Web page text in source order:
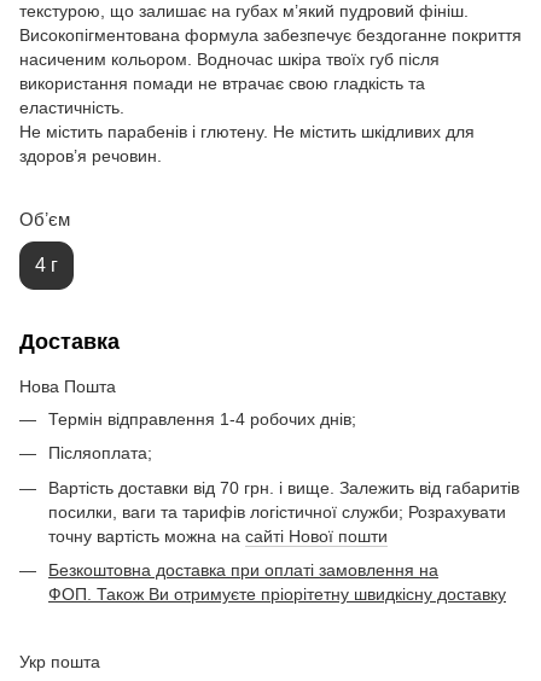
текстурою, що залишає на губах м’який пудровий фініш.
Високопігментована формула забезпечує бездоганне покриття
насиченим кольором. Водночас шкіра твоїх губ після
використання помади не втрачає свою гладкість та
еластичність.
Не містить парабенів і глютену. Не містить шкідливих для
здоров’я речовин.
Обʼєм
4 г
Доставка
Нова Пошта
Термін відправлення 1-4 робочих днів;
Післяоплата;
Вартість доставки від 70 грн. і вище. Залежить від габаритів
посилки, ваги та тарифів логістичної служби; Розрахувати
точну вартість можна на сайті Нової пошти
Безкоштовна доставка при оплаті замовлення на
ФОП. Також Ви отримуєте пріорітетну швидкісну доставку
Укр пошта